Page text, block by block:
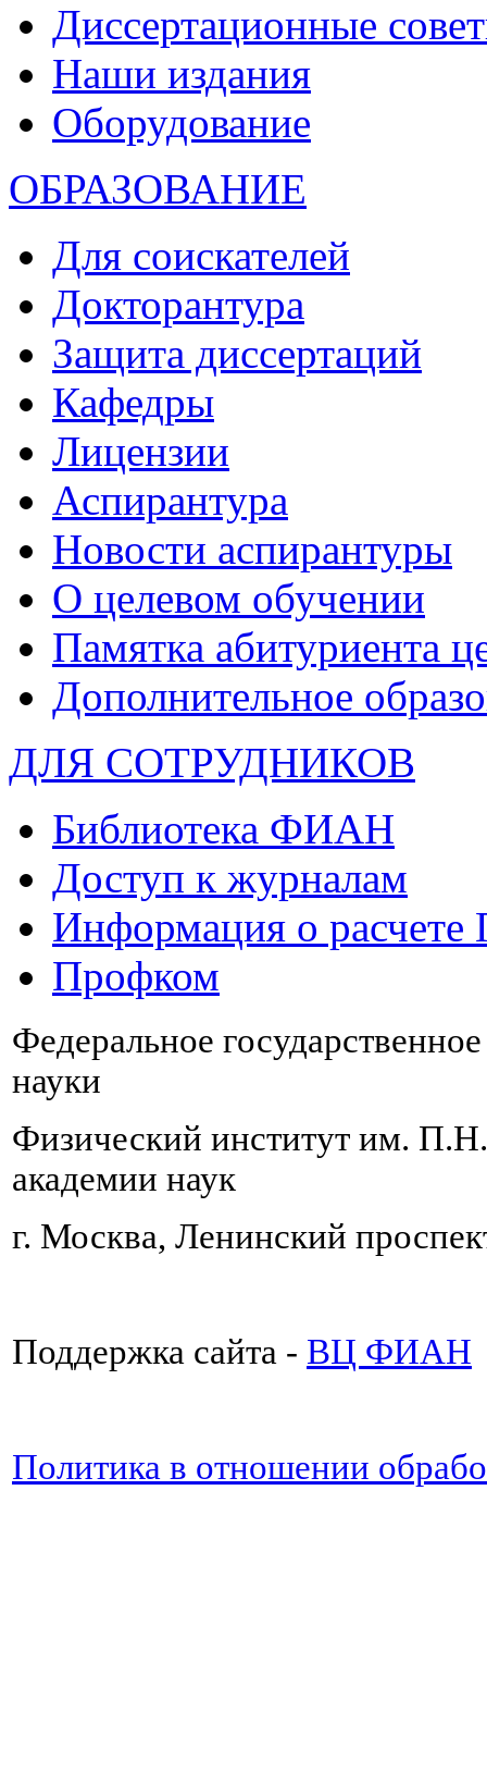
Диссертационные
Наши издания
Оборудование
ОБРАЗОВАНИЕ
Для соискателей
Докторантура
Защита диссертаций
Кафедры
Лицензии
Аспирантура
Новости аспирантуры
О целевом обучении
Памятка абитуриента
Дополнительное
ДЛЯ СОТРУДНИКОВ
Библиотека ФИАН
Доступ к журналам
Информация о
Профком
Федеральное
науки
Физический институт им.
академии наук
г. Москва, Ленинский
Поддержка сайта - ВЦ ФИАН
Политика в отношении